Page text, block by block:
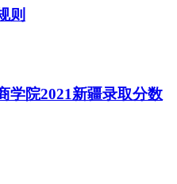
则
学院2021新疆录取分数